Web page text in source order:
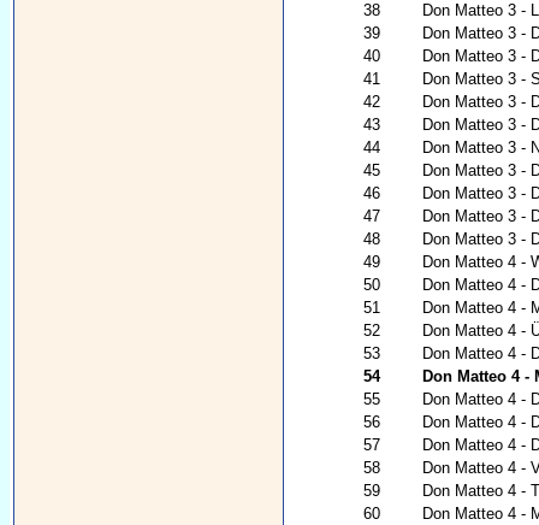
38
Don Matteo 3 -
39
Don Matteo 3 -
40
Don Matteo 3 -
41
Don Matteo 3 -
42
Don Matteo 3 -
43
Don Matteo 3 -
44
Don Matteo 3 -
45
Don Matteo 3 -
46
Don Matteo 3 -
47
Don Matteo 3 -
48
Don Matteo 3 -
49
Don Matteo 4 -
50
Don Matteo 4 -
51
Don Matteo 4 -
52
Don Matteo 4 -
53
Don Matteo 4 -
54
Don Matteo 4 -
55
Don Matteo 4 -
56
Don Matteo 4 -
57
Don Matteo 4 -
58
Don Matteo 4 -
59
Don Matteo 4 -
60
Don Matteo 4 -